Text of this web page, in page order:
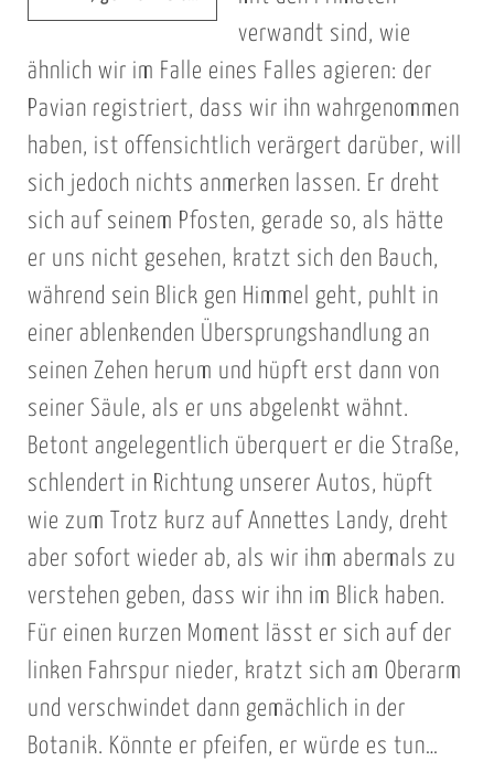
verwandt sind, wie
ähnlich wir im Falle eines Falles agieren: der
Pavian registriert, dass wir ihn wahrgenommen
haben, ist offensichtlich verärgert darüber, will
sich jedoch nichts anmerken lassen. Er dreht
sich auf seinem Pfosten, gerade so, als hätte
er uns nicht gesehen, kratzt sich den Bauch,
während sein Blick gen Himmel geht, puhlt in
einer ablenkenden Übersprungshandlung an
seinen Zehen herum und hüpft erst dann von
seiner Säule, als er uns abgelenkt wähnt.
Betont angelegentlich überquert er die Straße,
schlendert in Richtung unserer Autos, hüpft
wie zum Trotz kurz auf Annettes Landy, dreht
aber sofort wieder ab, als wir ihm abermals zu
verstehen geben, dass wir ihn im Blick haben.
Für einen kurzen Moment lässt er sich auf der
linken Fahrspur nieder, kratzt sich am Oberarm
und verschwindet dann gemächlich in der
Botanik. Könnte er pfeifen, er würde es tun…